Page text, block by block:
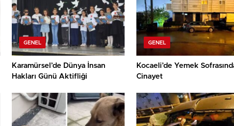
GENEL
Karamürsel’de Dünya İnsan
Hakları Günü Aktifliği
GENEL
Kocaeli’de Yemek
Cinayet